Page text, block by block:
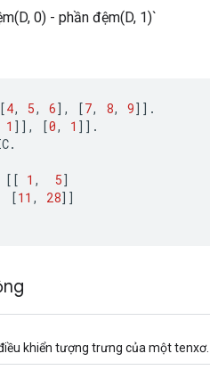
0) - phần đệm(D, 1)`
[4, 5, 6] , [7, 8, 9]] .
1 ]] , [0, 1 ]] .
.
[[ 1 , 5]
[11 , 28]]
khiển tượng trưng của một tenxơ.